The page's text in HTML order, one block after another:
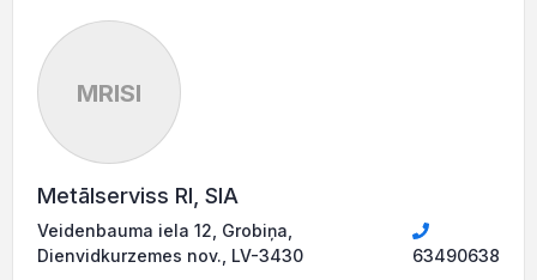
MRISI
Metālserviss RI, SIA
Veidenbauma iela 12, Grobiņa,
Dienvidkurzemes nov., LV-3430
63490638